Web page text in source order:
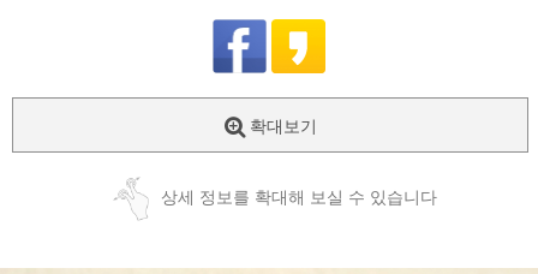
확대보기
상세 정보를 확대해 보실 수 있습니다